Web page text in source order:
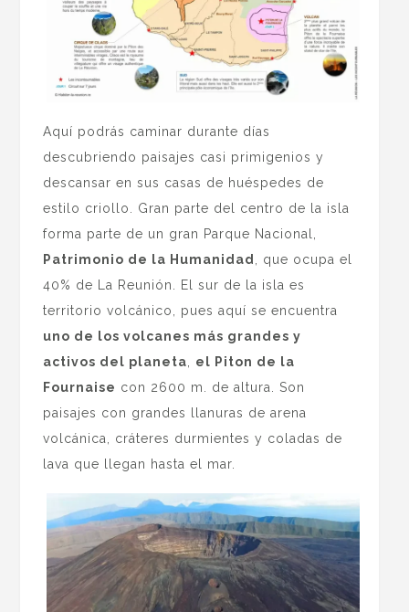
Aquí podrás caminar durante días
descubriendo paisajes casi primigenios y
descansar en sus casas de huéspedes de
estilo criollo. Gran parte del centro de la isla
forma parte de un gran Parque Nacional,
Patrimonio de la Humanidad
, que ocupa el
40% de La Reunión. El sur de la isla es
territorio volcánico, pues aquí se encuentra
uno de los volcanes más grandes y
activos del planeta
el Piton de la
Fournaise con 2600 m. de altura. Son
paisajes con grandes llanuras de arena
volcánica, cráteres durmientes y coladas de
lava que llegan hasta el mar.